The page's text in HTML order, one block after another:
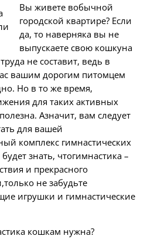
Вы живете вобычной
городской квартире? Если
да, то наверняка вы не
выпускаете свою кошкуна
не составит, ведь в
вашим дорогим питомцем
Но в то же время,
для таких активных
Азначит, вам следует
для вашей
комплекс гимнастических
знать, чтогимнастика –
и прекрасного
не забудьте
игрушки и гимнастические
кошкам нужна?